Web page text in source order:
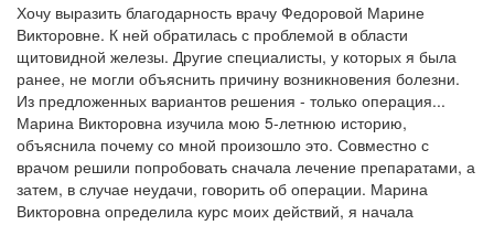
Хочу выразить благодарность врачу Федоровой Марине
Викторовне. К ней обратилась с проблемой в области
щитовидной железы. Другие специалисты, у которых я была
ранее, не могли объяснить причину возникновения болезни.
Из предложенных вариантов решения - только операция...
Марина Викторовна изучила мою 5-летнюю историю,
объяснила почему со мной произошло это. Совместно с
врачом решили попробовать сначала лечение препаратами, а
затем, в случае неудачи, говорить об операции. Марина
Викторовна определила курс моих действий, я начала